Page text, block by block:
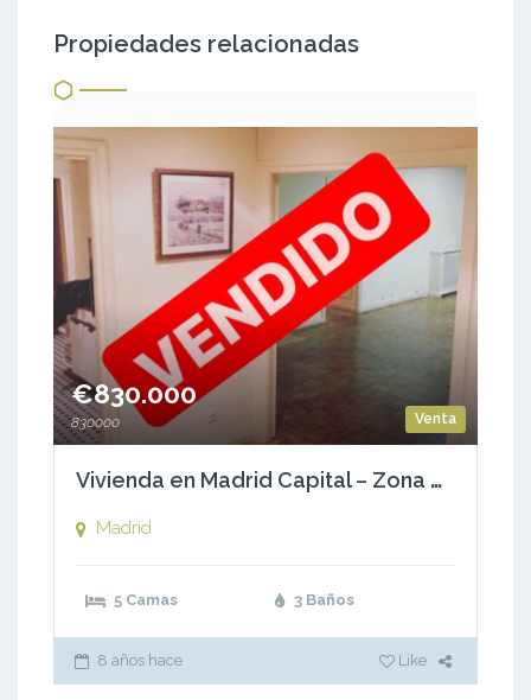
Propiedades relacionadas
Venta
€830.000
830000
Vivienda en Madrid Capital – Zona Cuzco/Castillejos – C/del Poeta Joan Maragall / Capitán Haya
Madrid
5 Camas 3 Baños
8 años hace Like